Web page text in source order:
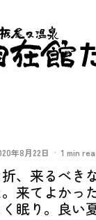
年8月22日 · 1 min
、来るべき
来てよかっ
眠り。良い